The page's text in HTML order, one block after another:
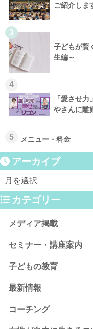
ご紹介し
3
子どもが賢
生編～
4
「愛させ
やさんに離
5 メニュー・料金
アーカイブ
カテゴリー
メディア掲載
セミナー・講座案内
子どもの教育
最新情報
コーチング